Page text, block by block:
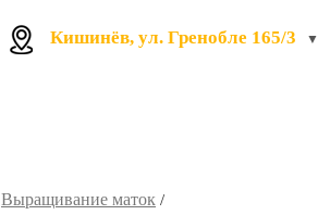
Кишинёв, ул. Гренобле 165/3
Выращивание маток /